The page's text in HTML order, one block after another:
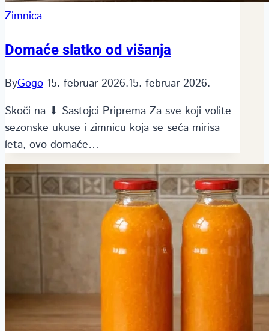
Zimnica
Domaće slatko od višanja
ByGogo 15. februar 2026.15. februar 2026.
Skoči na ⬇ Sastojci Priprema Za sve koji volite
sezonske ukuse i zimnicu koja se seća mirisa
leta, ovo domaće…